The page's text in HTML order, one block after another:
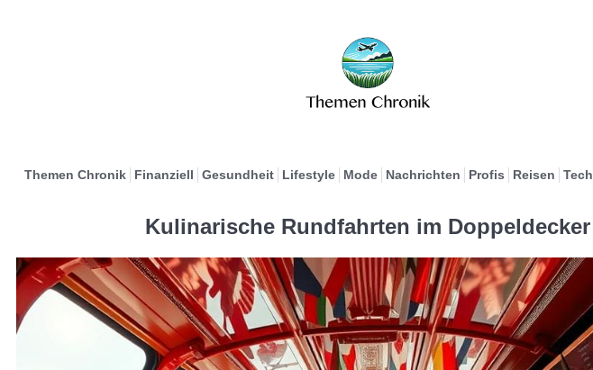
Themen Chronik Finanziell Gesundheit Lifestyle Mode Nachrichten Profis Reisen Tech
Kulinarische Rundfahrten im Doppeldecker